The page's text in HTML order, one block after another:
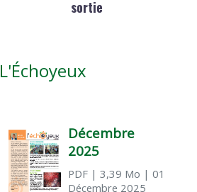
sortie
L'Échoyeux
Décembre
2025
PDF| 3,39 Mo | 01
Décembre 2025